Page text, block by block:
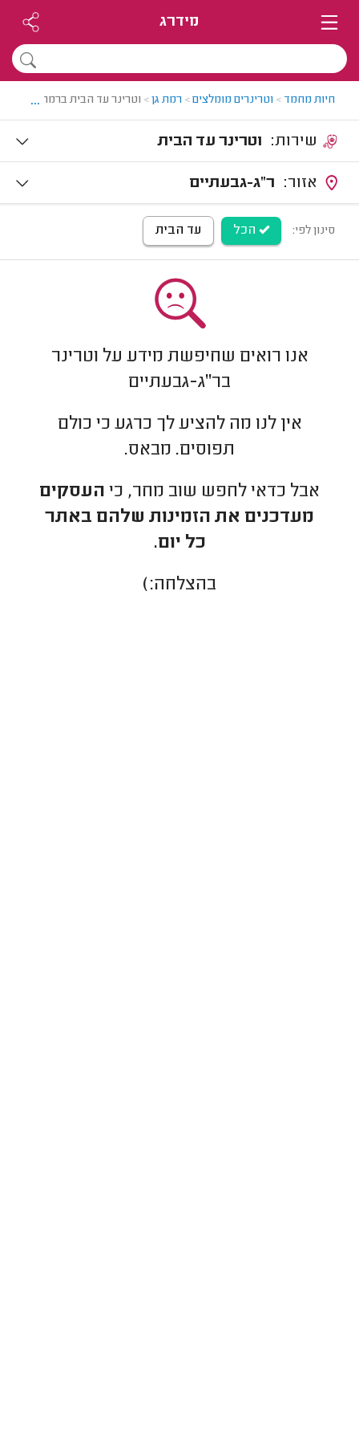
מידרג
חיות מחמד > וטרינרים מומלצים> רמת גן> וטרינר עד הבית ברמת גן
...
וטרינר עד הבית
ר"ג-גבעתיים
סינון לפי: הכל עד הבית
אנו רואים שחיפשת מידע על וטרינר
בר"ג-גבעתיים
אין לנו מה להציע לך כרגע כי כולם
תפוסים. מבאס.
אבל כדאי לחפש שוב מחר, כי העסקים
מעדכנים את הזמינות שלהם באתר
כל יום.
בהצלחה:)